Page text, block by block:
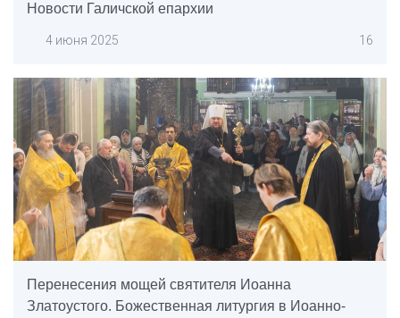
Новости Галичской епархии
4 июня 2025 16
Перенесения мощей святителя Иоанна
Златоустого. Божественная литургия в Иоанно-